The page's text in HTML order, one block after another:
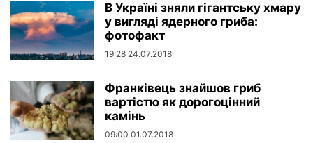
В Україні зняли гігантську хмару
у вигляді ядерного гриба:
фотофакт
19:28 24.07.2018
Франківець знайшов гриб
вартістю як дорогоцінний
камінь
09:00 01.07.2018